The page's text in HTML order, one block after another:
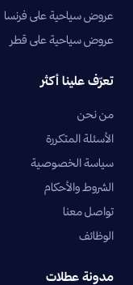
عروض سياحية على فرنسا
عروض سياحية على قطر
تعرّف علينا أكثر
من نحن
الأسئلة المتكررة
سياسة الخصوصية
الشروط والأحكام
تواصل معنا
الوظائف
مدونة عطلات